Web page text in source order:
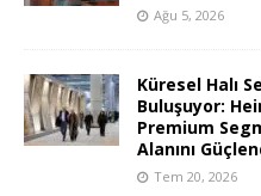
Ağu 5, 2026
Küresel Halı
Buluşuyor:
Premium
Alanını
Tem 20, 2026